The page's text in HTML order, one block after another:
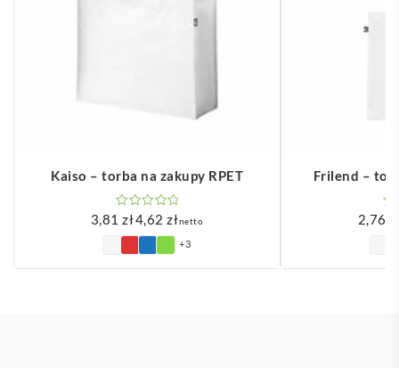
Kaiso – torba na zakupy RPET
3,81zł4,62złnetto
+3
Frilend –
2,76